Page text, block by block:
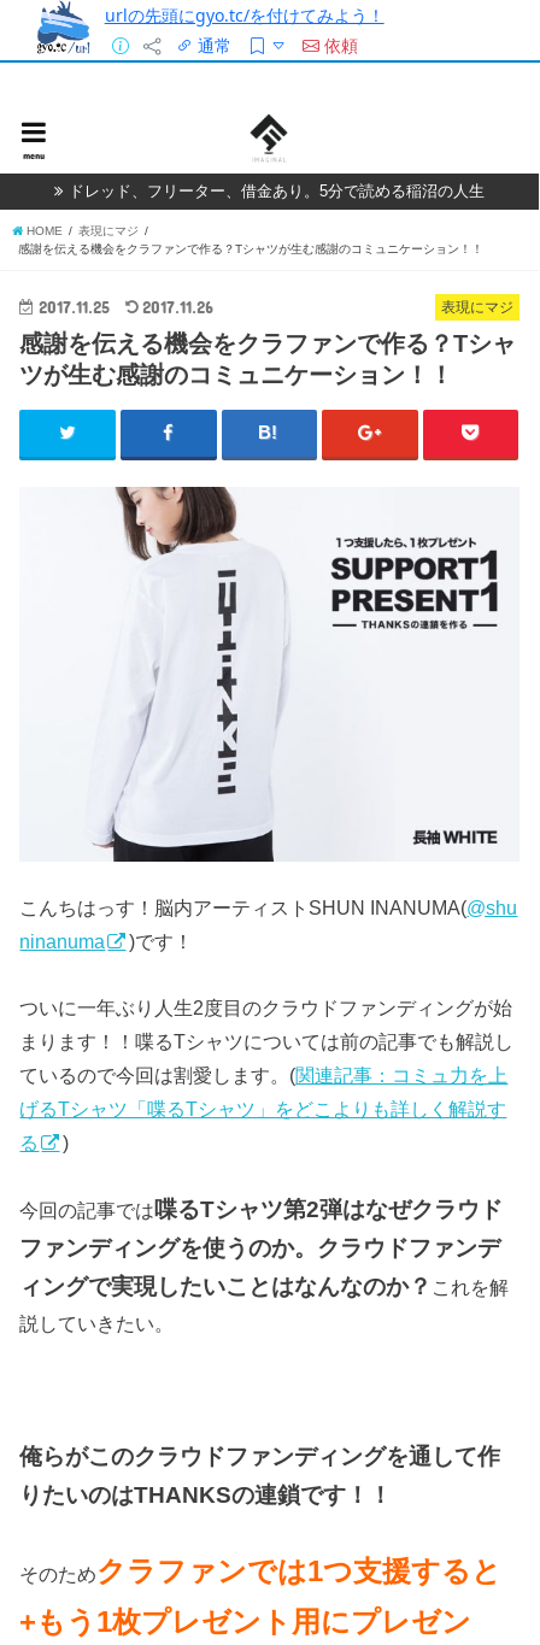
urlの先頭にgyo.tc/を付けてみよう！
通常
依頼